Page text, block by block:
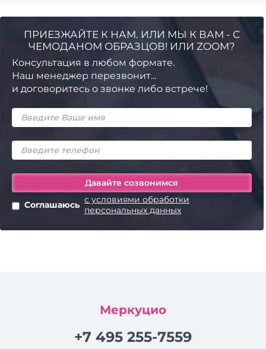
ПРИЕЗЖАЙТЕ К НАМ. ИЛИ МЫ К ВАМ - С
ЧЕМОДАНОМ ОБРАЗЦОВ! ИЛИ ZOOM?
Консультация в любом формате.
Наш менеджер перезвонит...
и договоритесь о звонке либо встрече!
Соглашаюсь с условиями обработки
персональных данных
Меркуцио
+7 495 255-7559